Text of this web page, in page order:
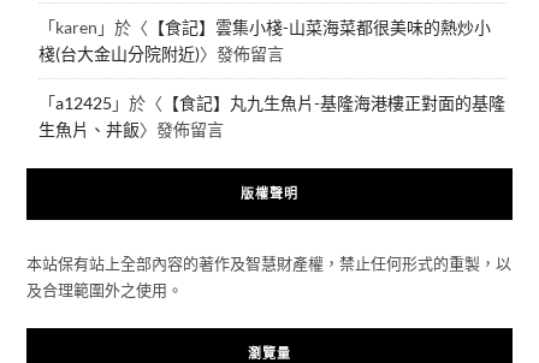
「karen 」於〈 【食記】雲集小棧-山菜海菜都很美味的熱炒小
棧(台大金山分院附近)〉發佈留言
「a12425 」於〈 【食記】丸九生魚片-基隆海港樓正對面的基隆
生魚片、丼飯〉發佈留言
版權聲明
本站保有站上全部內容的著作及智慧財產權，禁止任何形式的重製，以
及合理範圍外之使用。
瀏覽量